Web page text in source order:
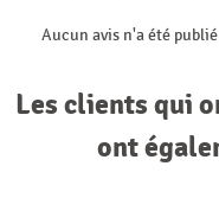
Aucun avis n'a été
Les clients qui
ont